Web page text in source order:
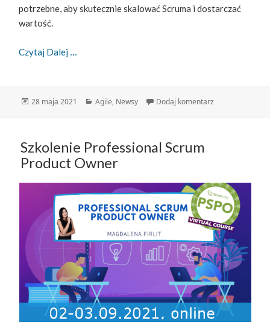
potrzebne, aby skutecznie skalować Scruma i dostarczać
wartość.
Czytaj Dalej
Data
28 maja 2021 Kategorie
Agile, Newsy Dodaj komentarz
Szkolenie Professional Scrum
Product Owner